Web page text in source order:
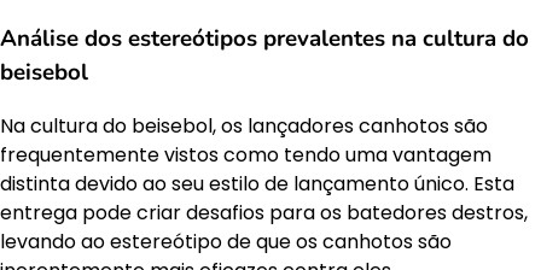
Análise dos estereótipos prevalentes na cultura do
beisebol
Na cultura do beisebol, os lançadores canhotos são
frequentemente vistos como tendo uma vantagem
distinta devido ao seu estilo de lançamento único. Esta
entrega pode criar desafios para os batedores destros,
levando ao estereótipo de que os canhotos são